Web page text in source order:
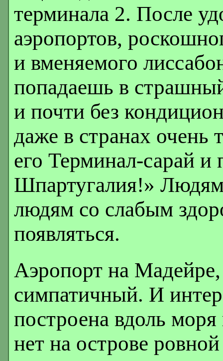
терминала 2. После
аэропортов,
и вменяемого
попадаешь в
и почти без
даже в странах очень
его Терминал-сарай
Шпартугалия!»
людям со слабым
появляться.
Аэропорт на
симпатичный. И
построена вдоль
нет на острове